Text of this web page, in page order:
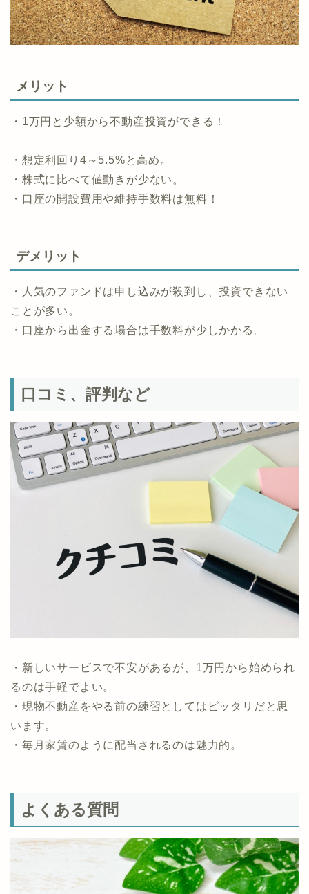
メリット
・1万円と少額から不動産投資ができる！
・想定利回り4～5.5%と高め。
・株式に比べて値動きが少ない。
・口座の開設費用や維持手数料は無料！
デメリット
・人気のファンドは申し込みが殺到し、投資できない
ことが多い。
・口座から出金する場合は手数料が少しかかる。
口コミ、評判など
・新しいサービスで不安があるが、1万円から始められ
るのは手軽でよい。
・現物不動産をやる前の練習としてはピッタリだと思
います。
・毎月家賃のように配当されるのは魅力的。
よくある質問